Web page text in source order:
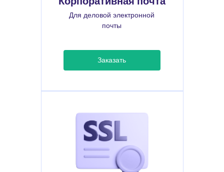
Для деловой электронной
почты
Заказать